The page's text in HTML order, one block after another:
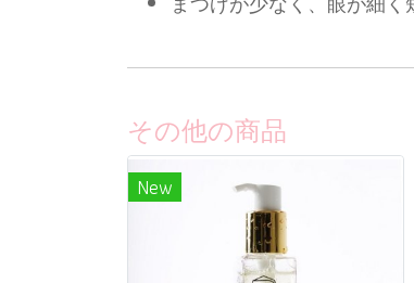
その他の商品
New